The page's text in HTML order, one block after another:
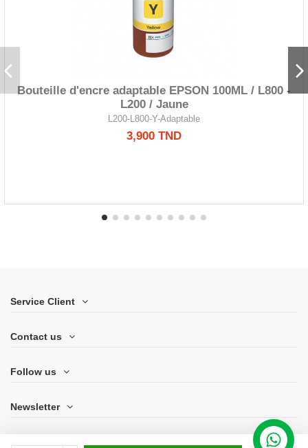
Bouteille d'encre adaptable EPSON 100ML / L800 -
L200 / Jaune
L200-L800-Y-Adaptable
3,900 TND
Service Client
Contact us
Follow us
Newsletter